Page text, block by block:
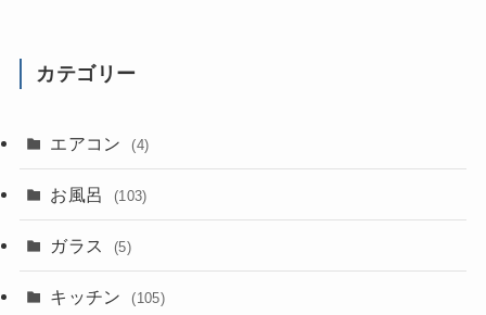
カテゴリー
エアコン (4)
お風呂 (103)
ガラス (5)
キッチン (105)